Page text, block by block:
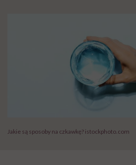
Jakie są sposoby na czkawkę? istockphoto.com